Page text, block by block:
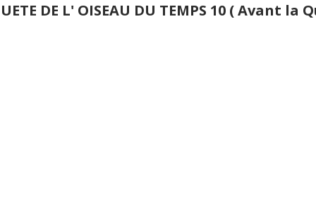
DE L' OISEAU DU TEMPS 10 ( Avant la